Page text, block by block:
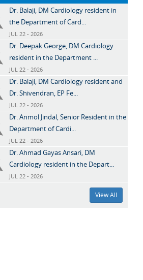
Dr. Balaji, DM Cardiology resident in
the Department of Card...
JUL 22 - 2026
Dr. Deepak George, DM Cardiology
resident in the Department ...
JUL 22 - 2026
Dr. Balaji, DM Cardiology resident and
Dr. Shivendran, EP Fe...
JUL 22 - 2026
Dr. Anmol Jindal, Senior Resident in the
Department of Cardi...
JUL 22 - 2026
Dr. Ahmad Gayas Ansari, DM
Cardiology resident in the Depart...
JUL 22 - 2026
View All